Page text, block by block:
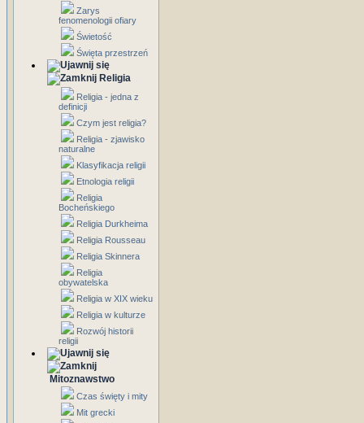
Zarys
fenomenologii ofiary
Świetość
Święta przestrzeń
Religia
Religia - jedna z
definicji
Czym jest religia?
Religia - zjawisko
naturalne
Klasyfikacja religii
Etnologia religii
Religia
Bocheńskiego
Religia Durkheima
Religia Rousseau
Religia Skinnera
Religia
obywatelska
Religia w XIX wieku
Religia w kulturze
Rozwój historii
religii
Mitoznawstwo
Czas święty i mity
Mit grecki